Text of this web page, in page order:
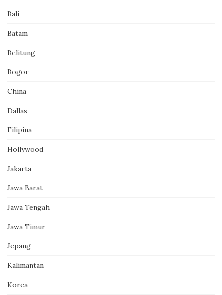
Bali
Batam
Belitung
Bogor
China
Dallas
Filipina
Hollywood
Jakarta
Jawa Barat
Jawa Tengah
Jawa Timur
Jepang
Kalimantan
Korea